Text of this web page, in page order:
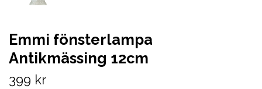
Emmi fönsterlampa
Antikmässing 12cm
399 kr